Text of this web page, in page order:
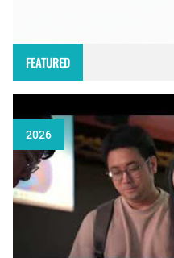
FEATURED
2026